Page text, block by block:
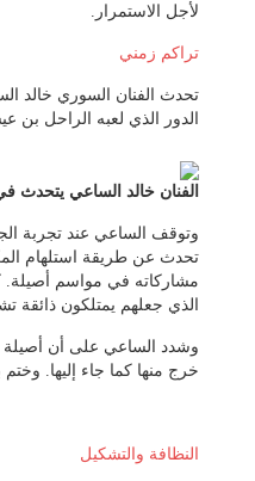
لأجل الاستمرار.
تراكم زمني
تحدث الفنان السوري خالد
الدور الذي لعبه الراحل
الفنان خالد الساعي يتحدث
وتوقف الساعي عند تجربة
تحدث عن طريقة استلهام
مشاركاته في مواسم أصيلة.
الذي جعلهم يمتلكون ذائقة
وشدد الساعي على أن أصيلة
خرج منها كما جاء إليها.
النظافة والتشكيل